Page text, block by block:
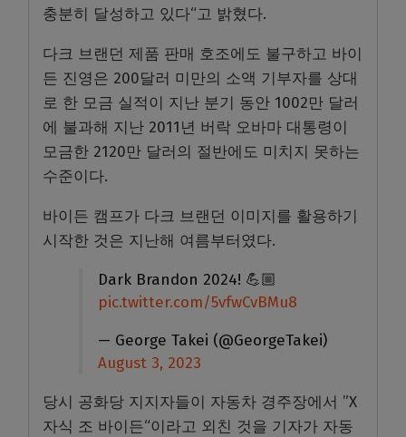
충분히 달성하고 있다“고 밝혔다.
다크 브랜던 제품 판매 호조에도 불구하고 바이
든 진영은 200달러 미만의 소액 기부자를 상대
로 한 모금 실적이 지난 분기 동안 1002만 달러
에 불과해 지난 2011년 버락 오바마 대통령이
모금한 2120만 달러의 절반에도 미치지 못하는
수준이다.
바이든 캠프가 다크 브랜던 이미지를 활용하기
시작한 것은 지난해 여름부터였다.
Dark Brandon 2024! 💪🏼
pic.twitter.com/5vfwCvBMu8
— George Takei (@GeorgeTakei)
August 3, 2023
당시 공화당 지지자들이 자동차 경주장에서 ”X
자식 조 바이든“이라고 외친 것을 기자가 자동